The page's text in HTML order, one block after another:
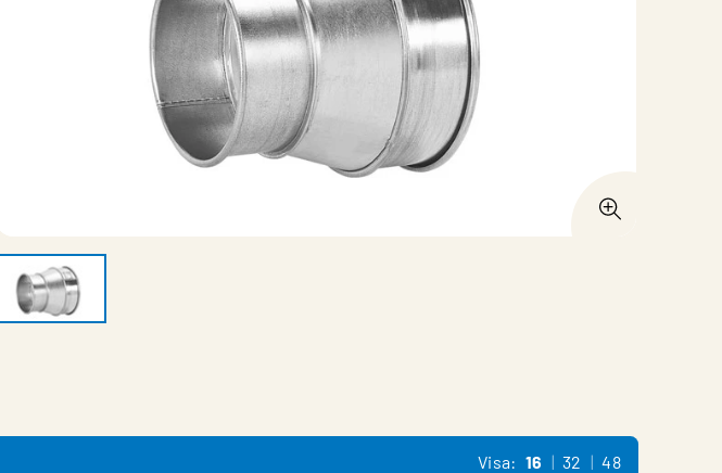
Visa: 16 32 48